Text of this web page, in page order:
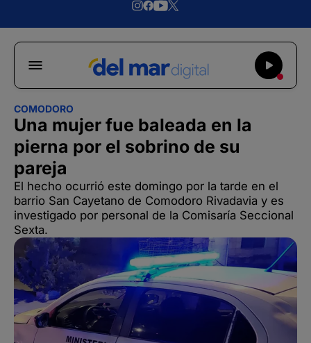
COMODORO
Una mujer fue baleada en la
pierna por el sobrino de su
pareja
El hecho ocurrió este domingo por la tarde en el
barrio San Cayetano de Comodoro Rivadavia y es
investigado por personal de la Comisaría Seccional
Sexta.